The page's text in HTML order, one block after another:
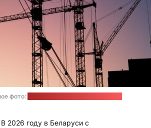
фото:
В 2026 году в Беларуси с